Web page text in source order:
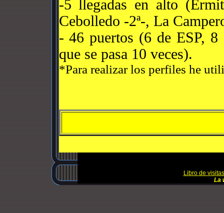
-5 llegadas en alto
Cebolledo -2ª-, La
- 46 puertos (6 de ESP, 8
que se pasa 10 veces).
*Para realizar los perfiles he
Libro de visitas
La